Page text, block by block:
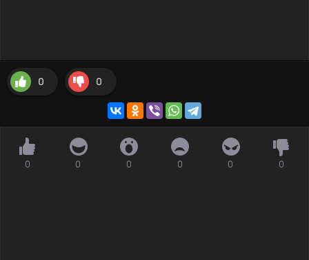
0 0
0 0 0 0 0 0